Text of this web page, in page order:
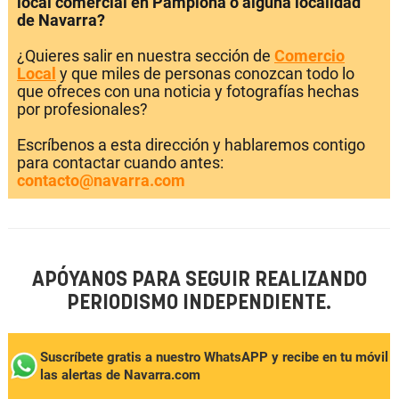
de Navarra?
¿Quieres salir en nuestra sección de Comercio
Local y que miles de personas conozcan todo lo
que ofreces con una noticia y fotografías hechas
por profesionales?
Escríbenos a esta dirección y hablaremos contigo
para contactar cuando antes:
contacto@navarra.com
APÓYANOS PARA SEGUIR REALIZANDO
PERIODISMO INDEPENDIENTE.
Suscríbete gratis a nuestro WhatsAPP y recibe en tu móvil
las alertas de Navarra.com